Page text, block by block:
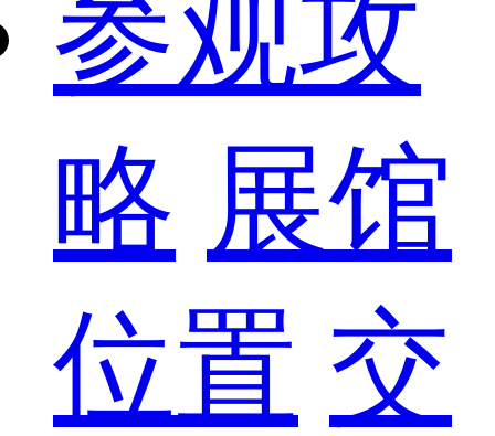
参观攻
略 展馆
位置 交